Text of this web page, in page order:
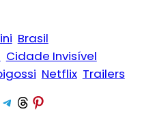
Brasil
Cidade Invisível
Netflix Trailers
Share on Telegram
Share on Threads
Share on Pinterest